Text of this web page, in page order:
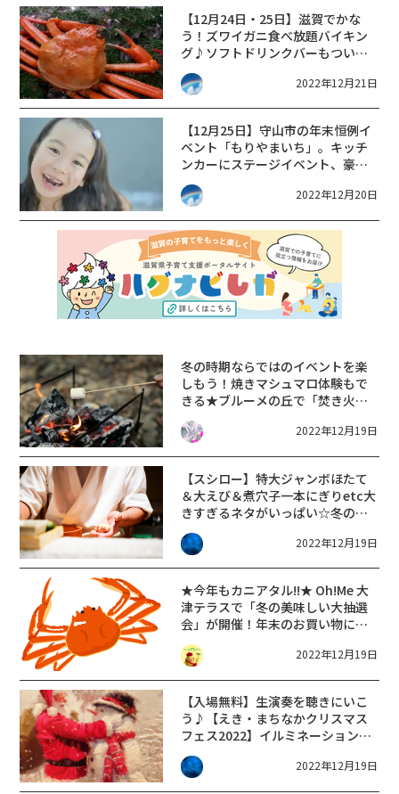
【12月24日・25日】滋賀でかな
う！ズワイガニ食べ放題バイキン
グ♪ソフトドリンクバーもついて
お得です。
2022年12月21日
【12月25日】守山市の年末恒例イ
ベント「もりやまいち」。キッチ
ンカーにステージイベント、豪華
景品が当たる抽選会も！！
2022年12月20日
冬の時期ならではのイベントを楽
しもう！焼きマシュマロ体験もで
きる★ブルーメの丘で「焚き火イ
ベント」開催【12/24・25・1/2・
3・7〜9】
2022年12月19日
【スシロー】特大ジャンボほたて
＆大えび＆煮穴子一本にぎりetc大
きすぎるネタがいっぱい☆冬のご
ちそうセット☆予約受付＆販売中
【～1/3】
2022年12月19日
★今年もカニアタル!!★ Oh!Me 大
津テラスで「冬の美味しい大抽選
会」が開催！年末のお買い物にお
出かけしよう♪【12月24日・25
日】
2022年12月19日
【入場無料】生演奏を聴きにいこ
う♪【えき・まちなかクリスマス
フェス2022】イルミネーション輝
く光の世界＆クリスマス満喫しよ
う【12月24日25日】2022年12月19日